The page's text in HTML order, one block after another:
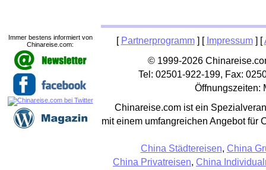
[ Partnerprogramm] [ Impressum] [
© 1999-2026
Tel: 02501-922-199, Fax:
Öffnungszeiten:
Chinareise.com ist ein
mit einem umfangreichen Angebot für
China Städtereisen, China
China Privatreisen, China
Immer bestens informiert von
Chinareise.com: